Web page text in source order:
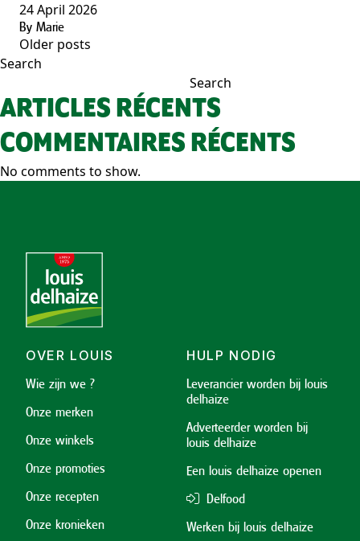
24 April 2026
By Marie
POSTS
NAVIGATION
Older posts
Search
Search
ARTICLES RÉCENTS
COMMENTAIRES RÉCENTS
No comments to show.
OVER LOUIS
Wie zijn we ?
Onze merken
Onze winkels
Onze promoties
Onze recepten
Onze kronieken
HULP NODIG
Leverancier worden bij louis
delhaize
Adverteerder worden bij
louis delhaize
Een louis delhaize openen
Delfood
Werken bij louis delhaize